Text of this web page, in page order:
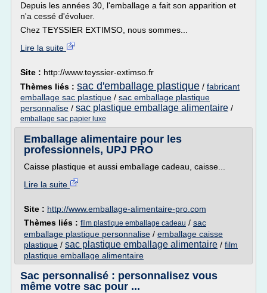
Depuis les années 30, l'emballage a fait son apparition et
n'a cessé d'évoluer.
Chez TEYSSIER EXTIMSO, nous sommes...
Lire la suite
Site : http://www.teyssier-extimso.fr
Thèmes liés : sac d'emballage plastique / fabricant
emballage sac plastique / sac emballage plastique
personnalise / sac plastique emballage alimentaire /
emballage sac papier luxe
Emballage alimentaire pour les
professionnels, UPJ PRO
Caisse plastique et aussi emballage cadeau, caisse...
Lire la suite
Site : http://www.emballage-alimentaire-pro.com
Thèmes liés : film plastique emballage cadeau / sac
emballage plastique personnalise / emballage caisse
plastique / sac plastique emballage alimentaire / film
plastique emballage alimentaire
Sac personnalisé : personnalisez vous
même votre sac pour ...